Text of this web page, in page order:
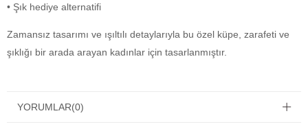
• Şık hediye alternatifi
Zamansız tasarımı ve ışıltılı detaylarıyla bu özel küpe, zarafeti ve
şıklığı bir arada arayan kadınlar için tasarlanmıştır.
YORUMLAR(0)